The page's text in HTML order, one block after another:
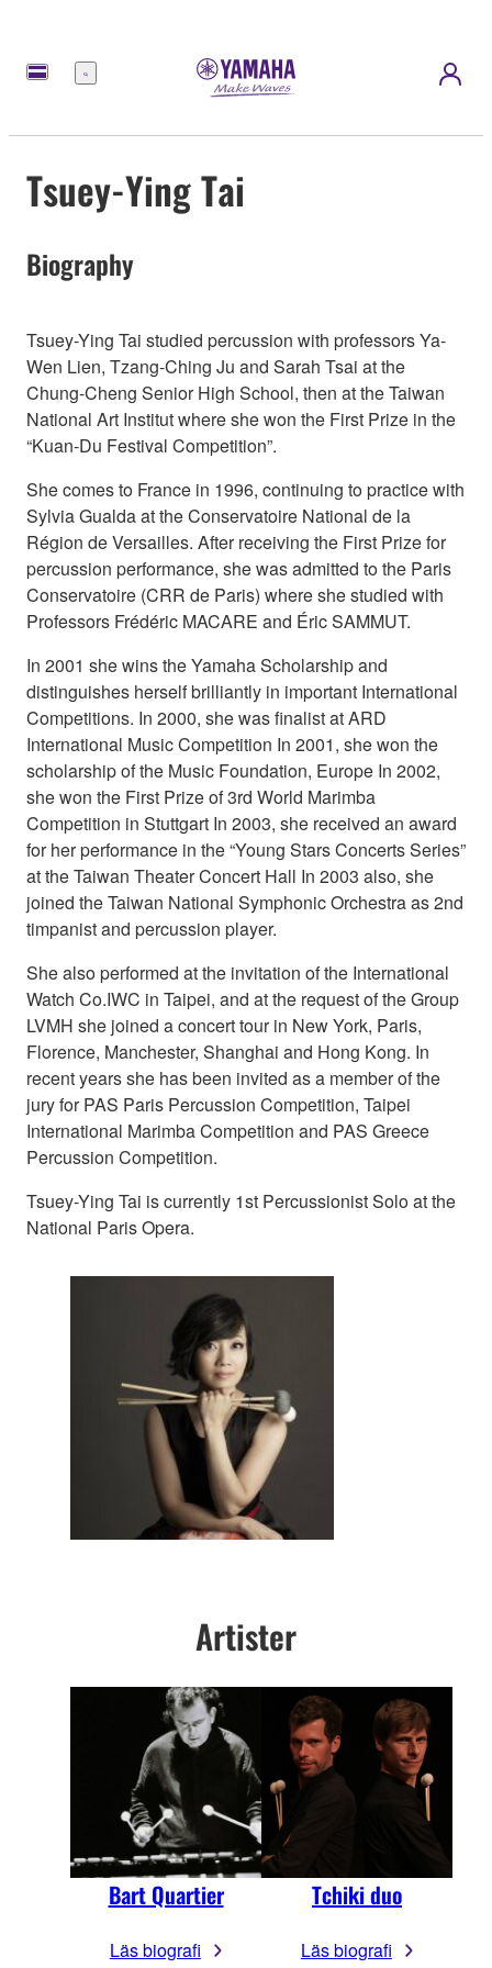
meny
Tsuey-Ying Tai
Biography
Tsuey-Ying Tai studied percussion with professors Ya-
Wen Lien, Tzang-Ching Ju and Sarah Tsai at the
Chung-Cheng Senior High School, then at the Taiwan
National Art Institut where she won the First Prize in the
“Kuan-Du Festival Competition”.
She comes to France in 1996, continuing to practice with
Sylvia Gualda at the Conservatoire National de la
Région de Versailles. After receiving the First Prize for
percussion performance, she was admitted to the Paris
Conservatoire (CRR de Paris) where she studied with
Professors Frédéric MACARE and Éric SAMMUT.
In 2001 she wins the Yamaha Scholarship and
distinguishes herself brilliantly in important International
Competitions. In 2000, she was finalist at ARD
International Music Competition In 2001, she won the
scholarship of the Music Foundation, Europe In 2002,
she won the First Prize of 3rd World Marimba
Competition in Stuttgart In 2003, she received an award
for her performance in the “Young Stars Concerts Series”
at the Taiwan Theater Concert Hall In 2003 also, she
joined the Taiwan National Symphonic Orchestra as 2nd
timpanist and percussion player.
She also performed at the invitation of the International
Watch Co.IWC in Taipei, and at the request of the Group
LVMH she joined a concert tour in New York, Paris,
Florence, Manchester, Shanghai and Hong Kong. In
recent years she has been invited as a member of the
jury for PAS Paris Percussion Competition, Taipei
International Marimba Competition and PAS Greece
Percussion Competition.
Tsuey-Ying Tai is currently 1st Percussionist Solo at the
National Paris Opera.
Artister
Bart Quartier
Läs biografi
Tchiki duo
Läs biografi